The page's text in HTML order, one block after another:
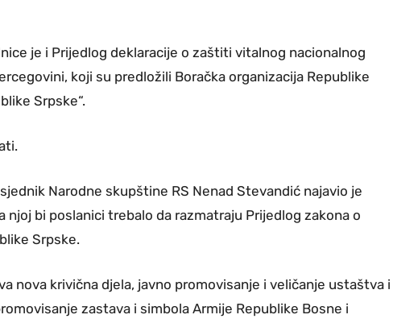
je i Prijedlog deklaracije o zaštiti vitalnog nacionalnog
koji su predložili Boračka organizacija Republike
Srpske“.
Narodne skupštine RS Nenad Stevandić najavio je
njoj bi poslanici trebalo da razmatraju Prijedlog zakona o
Srpske.
nova krivična djela, javno promovisanje i veličanje ustaštva i
zastava i simbola Armije Republike Bosne i